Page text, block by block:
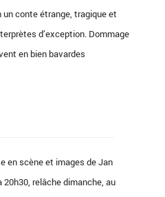
un conte étrange, tragique et
d’exception. Dommage
en bien bavardes
en scène et images de Jan
20h30, relâche dimanche, au